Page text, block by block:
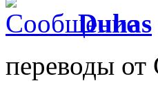
Duhas
переводы от